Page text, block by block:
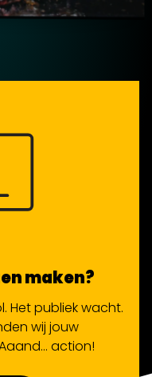
maken?
Het publiek wacht.
wij jouw
action!